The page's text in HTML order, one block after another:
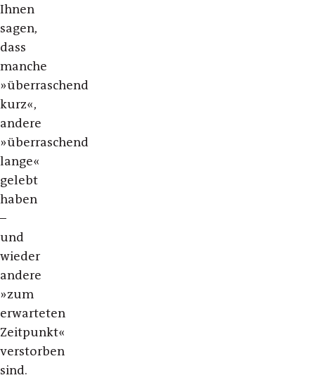
Ihnen
sagen,
dass
manche
»überraschend
kurz«,
andere
»überraschend
lange«
gelebt
haben
–
und
wieder
andere
»zum
erwarteten
Zeitpunkt«
verstorben
sind.